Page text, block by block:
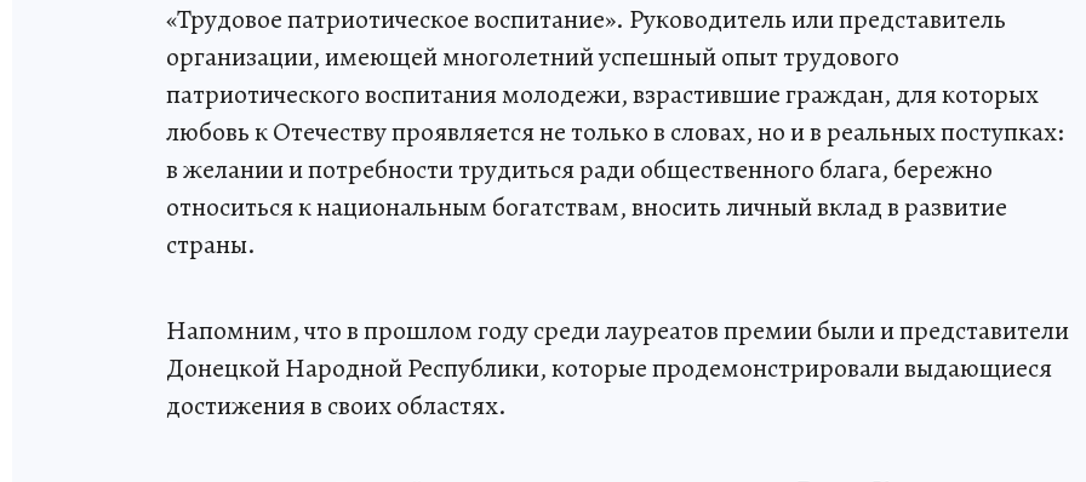
«Трудовое патриотическое воспитание». Руководитель или представитель
организации, имеющей многолетний успешный опыт трудового
патриотического воспитания молодежи, взрастившие граждан, для которых
любовь к Отечеству проявляется не только в словах, но и в реальных поступках:
в желании и потребности трудиться ради общественного блага, бережно
относиться к национальным богатствам, вносить личный вклад в развитие
страны.
Напомним, что в прошлом году среди лауреатов премии были и представители
Донецкой Народной Республики, которые продемонстрировали выдающиеся
достижения в своих областях.